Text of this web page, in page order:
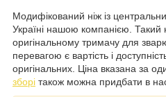
Модифікований ніж із
Україні нашою компанією. Такий
оригінальному тримачу для
перевагою є вартість і
оригінальних. Ціна вказана за
зборі також можна придбати в